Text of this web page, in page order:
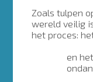
Zoals tulpen
wereld veilig
het proces:
het
en het